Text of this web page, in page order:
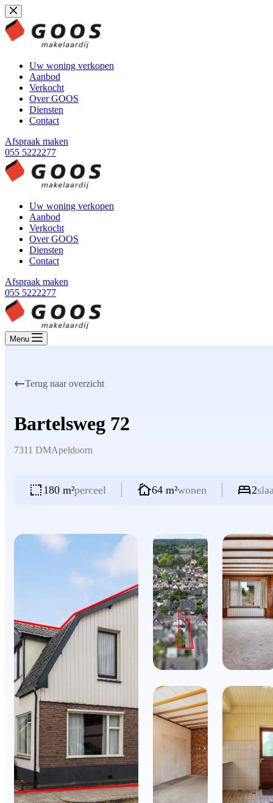
Ga
naar
de
inhoud
Uw woning verkopen
Aanbod
Verkocht
Over GOOS
Diensten
Contact
Afspraak maken
055 5222277
Uw woning verkopen
Aanbod
Verkocht
Over GOOS
Diensten
Contact
Afspraak maken
055 5222277
Menu
Terug naar overzicht
Bartelsweg 72
7311 DMApeldoorn
180 m²perceel 64 m²wonen 2